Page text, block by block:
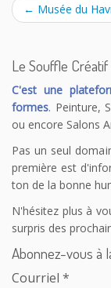
← Musée du
Le Souffle Créatif
C'est une
formes. Peinture,
ou encore Salons
Pas un seul
première est
ton de la bonne
N'hésitez plus à
surpris des
Abonnez-vous à
Courriel *